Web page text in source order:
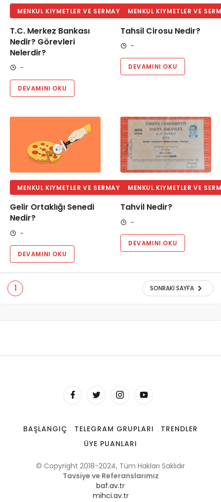
MENKUL KIYMETLER VE SERMAYE PIYASASI
T.C. Merkez Bankası
Nedir? Görevleri
Nelerdir?
-
DEVAMINI OKU
MENKUL KIYMETLER VE
Tahsil Cirosu Nedir?
-
DEVAMINI OKU
MENKUL KIYMETLER VE SERMAYE PIYASASI
Gelir Ortaklığı Senedi
Nedir?
-
DEVAMINI OKU
MENKUL KIYMETLER VE
Tahvil Nedir?
-
DEVAMINI OKU
1 SONRAKI SAYFA
BAŞLANGIÇ TELEGRAM GRUPLARI
TRENDLER
ÜYE PUANLARI
© Copyright 2018-2024, Tüm Hakları Saklıdır
Tavsiye ve Referanslarımız
baf.av.tr
mihci.av.tr